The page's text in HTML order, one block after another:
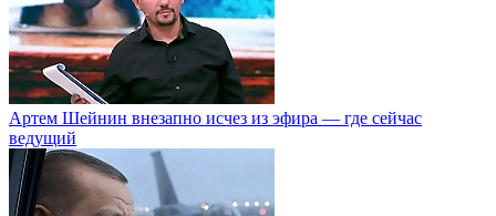
Артем Шейнин внезапно исчез из эфира — где сейчас
ведущий